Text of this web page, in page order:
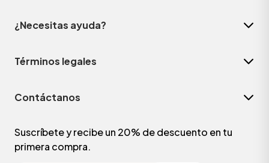
¿Necesitas ayuda?
Términos legales
Contáctanos
Suscríbete y recibe un 20% de descuento en tu
primera compra.